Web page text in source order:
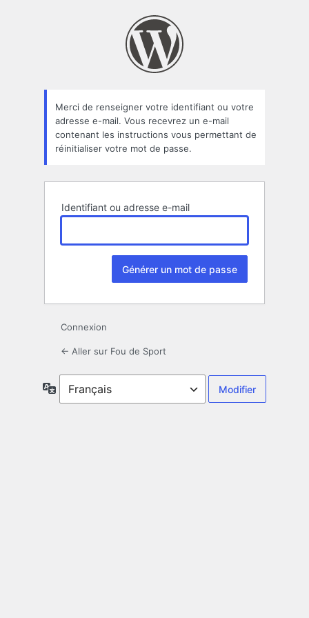
oublié
Merci de renseigner votre identifiant ou votre
adresse e-mail. Vous recevrez un e-mail
contenant les instructions vous permettant de
réinitialiser votre mot de passe.
Identifiant ou adresse e-mail
Connexion
← Aller sur Fou de Sport
Langue